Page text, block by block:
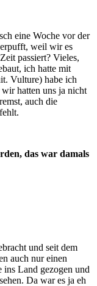
eine Woche vor der
weil wir es
passiert? Vieles,
ich hatte mit
Vulture) habe ich
hatten uns ja nicht
auch die
das war damals
und seit dem
auch nur einen
ins Land gezogen und
Da war es ja eh